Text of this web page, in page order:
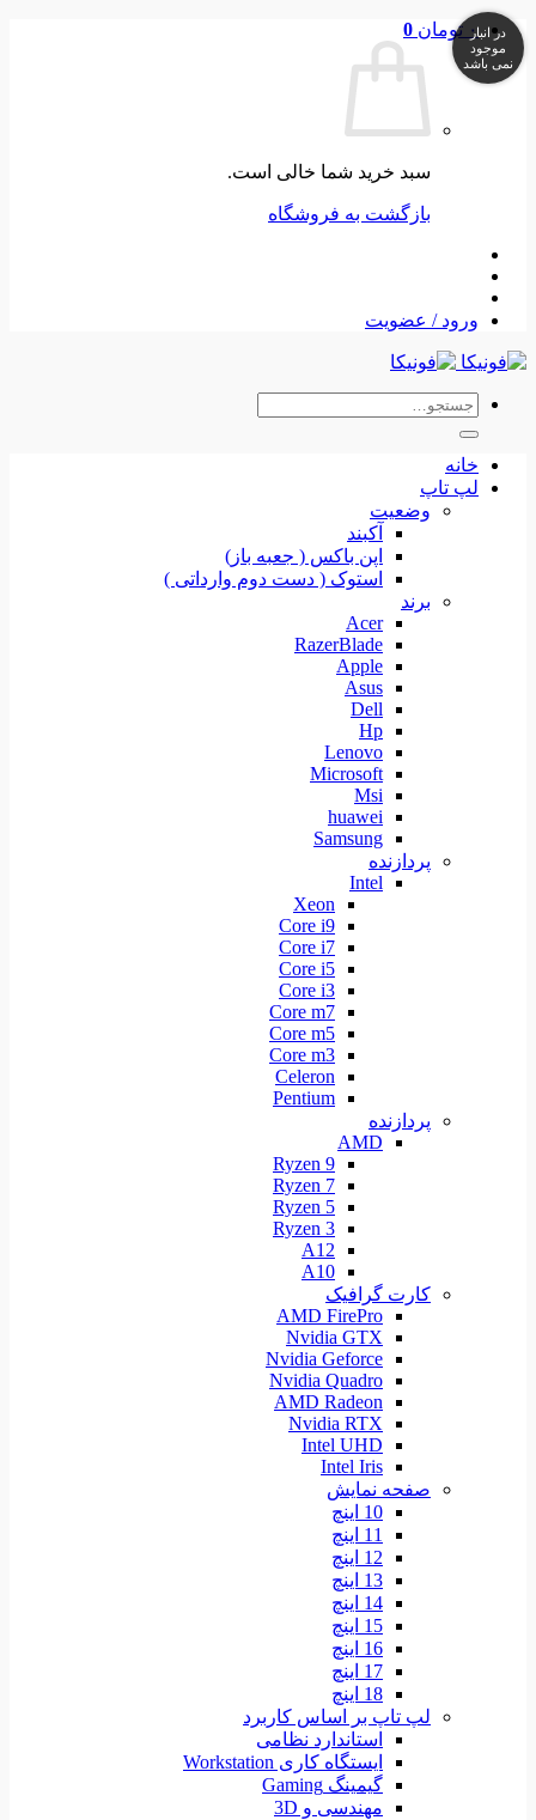
Skip
to
content
۰ تومان 0
سبد خرید شما خالی است.
بازگشت به فروشگاه
ورود / عضویت
جستجو
خانه
لپ تاپ
وضعیت
آکبند
اپن باکس ( جعبه باز)
استوک ( دست دوم وارداتی )
برند
Acer
RazerBlade
Apple
Asus
Dell
Hp
Lenovo
Microsoft
Msi
huawei
Samsung
پردازنده
Intel
Xeon
Core i9
Core i7
Core i5
Core i3
Core m7
Core m5
Core m3
Celeron
Pentium
پردازنده
AMD
Ryzen 9
Ryzen 7
Ryzen 5
Ryzen 3
A12
A10
کارت گرافیک
AMD FirePro
Nvidia GTX
Nvidia Geforce
Nvidia Quadro
AMD Radeon
Nvidia RTX
Intel UHD
Intel Iris
صفحه نمایش
10 اینچ
11 اینچ
12 اینچ
13 اینچ
14 اینچ
15 اینچ
16 اینچ
17 اینچ
18 اینچ
لپ تاپ بر اساس کاربرد
استاندارد نظامی
ایستگاه کاری Workstation
گیمینگ Gaming
مهندسی و 3D
در انبار
موجود
نمی باشد